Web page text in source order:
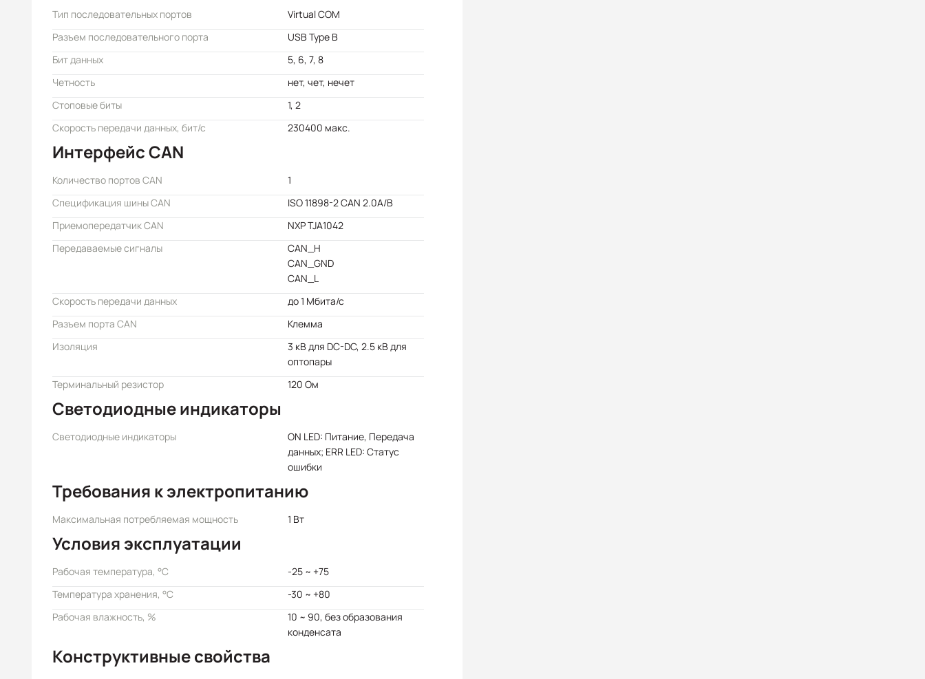
Тип последовательных портов
Virtual COM
Разъем последовательного порта
USB Type B
Бит данных
5, 6, 7, 8
Четность
нет, чет, нечет
Стоповые биты
1, 2
Скорость передачи данных, бит/с
230400 макс.
Интерфейс CAN
Количество портов CAN
1
Спецификация шины CAN
ISO 11898-2 CAN 2.0A/B
Приемопередатчик CAN
NXP TJA1042
Передаваемые сигналы
CAN_H
CAN_GND
CAN_L
Скорость передачи данных
до 1 Мбита/с
Разъем порта CAN
Клемма
Изоляция
3 кВ для DC-DC, 2.5 кВ для
оптопары
Терминальный резистор
120 Ом
Светодиодные индикаторы
Светодиодные индикаторы
ON LED: Питание, Передача
данных; ERR LED: Статус
ошибки
Требования к электропитанию
Максимальная потребляемая мощность 1 Вт
Условия эксплуатации
Рабочая температура, °C
-25 ~ +75
Температура хранения, °C
-30 ~ +80
Рабочая влажность, %
10 ~ 90, без образования
конденсата
Конструктивные свойства